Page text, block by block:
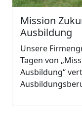
Mission
Ausbildung
Unsere
Tagen von
Ausbildung“